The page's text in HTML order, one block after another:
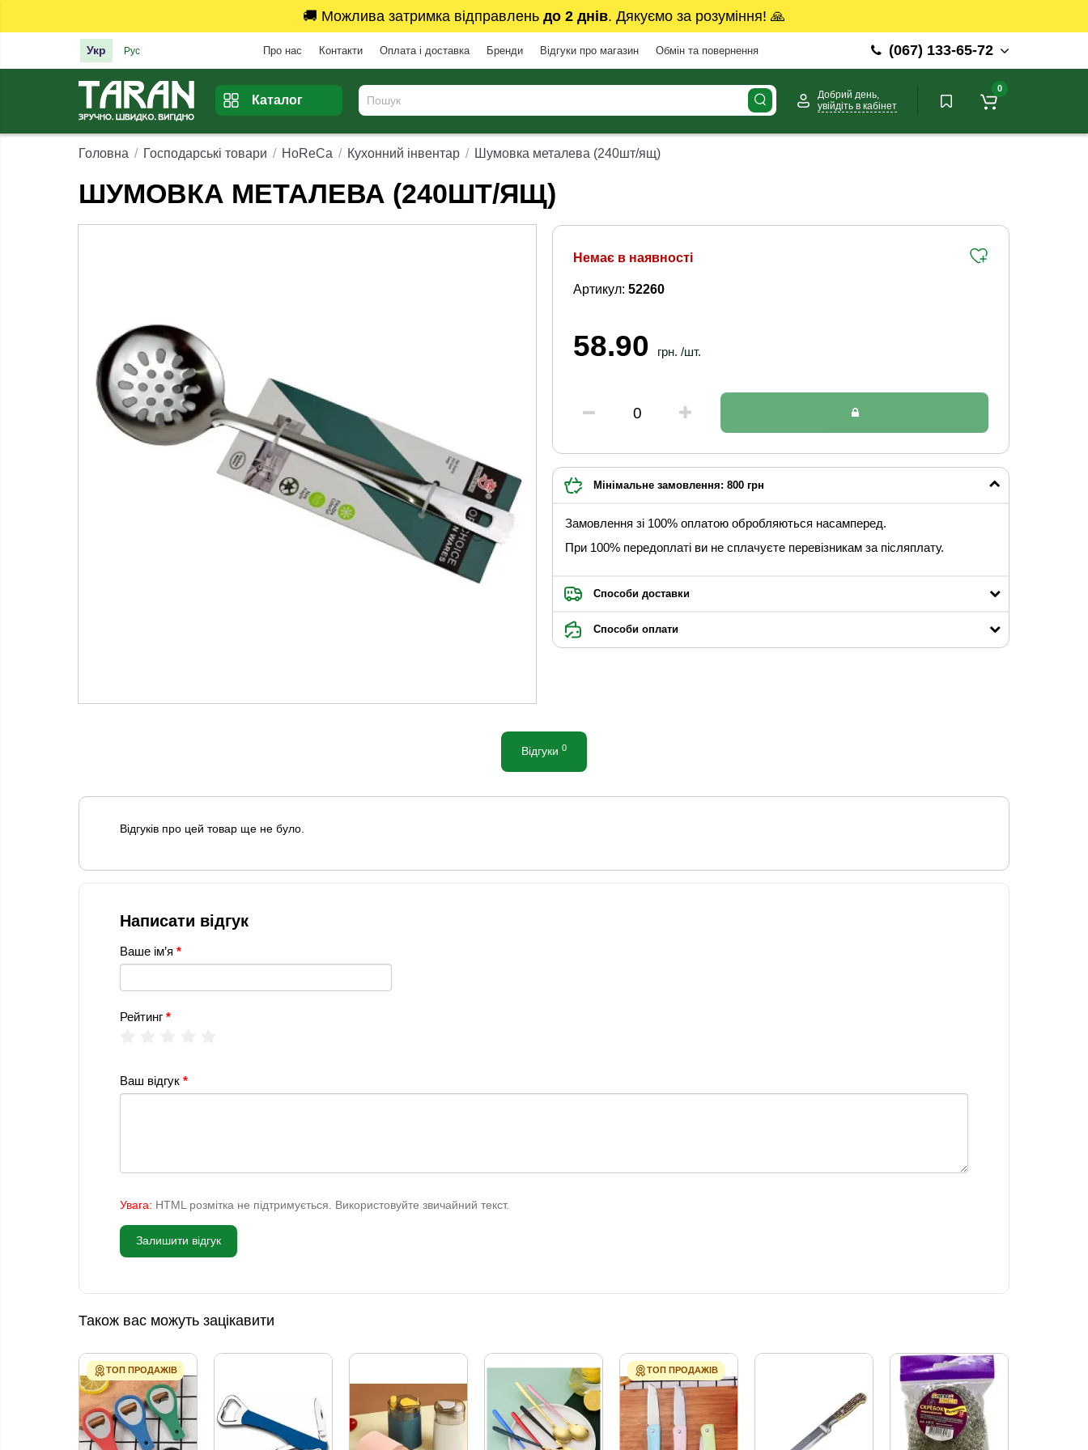
🚚 Можлива затримка відправлень до 2 днів. Дякуємо за розуміння! 🙏
Укр Рус Про нас Контакти Оплата і доставка Бренди Відгуки про магазин Обмін та повернення (067) 133-65-72
Каталог
Добрий день,
увійдіть в кабінет
0
Головна Господарські товари HoReCa Кухонний інвентар Шумовка металева (240шт/ящ)
ШУМОВКА МЕТАЛЕВА (240ШТ/ЯЩ)
Немає в наявності
Артикул: 52260
58.90 грн. /шт.
Мінімальне замовлення: 800 грн
Замовлення зі 100% оплатою обробляються насамперед.
При 100% передоплаті ви не сплачуєте перевізникам за післяплату.
Способи доставки
Способи оплати
Відгуки 0
Відгуків про цей товар ще не було.
Написати відгук
Ваше ім’я
Рейтинг
Ваш відгук
Увага: HTML розмітка не підтримується. Використовуйте звичайний текст.
Залишити відгук
Також вас можуть зацікавити
ТОП ПРОДАЖІВ ТОП ПРОДАЖІВ